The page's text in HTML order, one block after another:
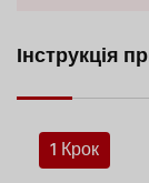
Інструкція
1 Крок